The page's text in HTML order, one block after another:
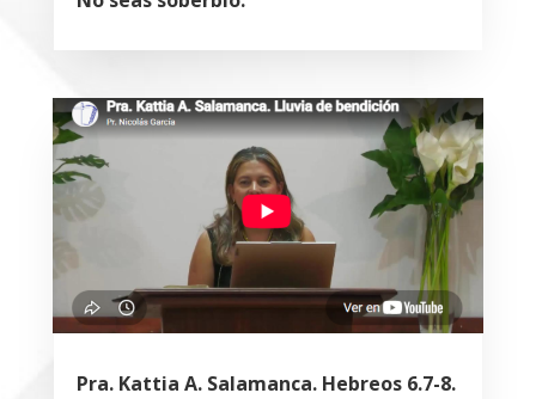
Pra. Kattia A. Salamanca. Hebreos 6.7-8.